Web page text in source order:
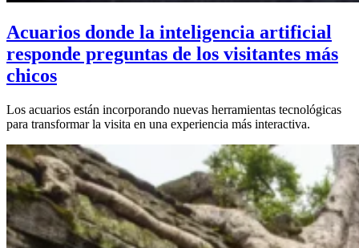
Acuarios donde la inteligencia artificial
responde preguntas de los visitantes más
chicos
Los acuarios están incorporando nuevas herramientas tecnológicas
para transformar la visita en una experiencia más interactiva.